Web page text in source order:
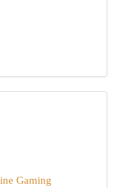
Gaming